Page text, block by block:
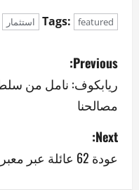
Tags: featured استثمار
P
o
s
t
n
Previous:
ريابكوف: نامل من
مصالحنا
Next:
عودة 62 عائلة عبر معبر نصيب الحدودي